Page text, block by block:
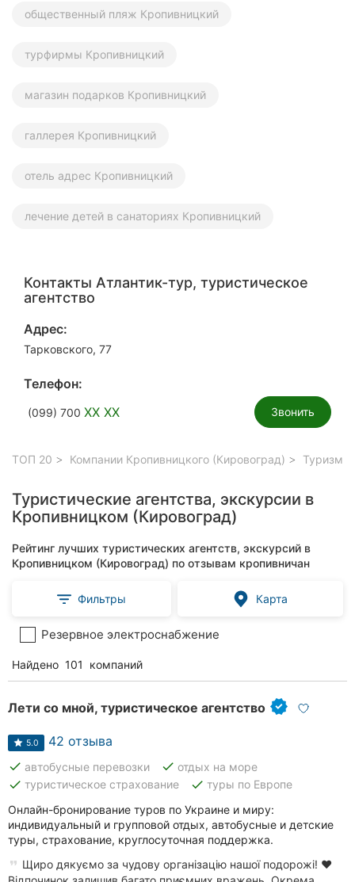
общественный пляж Кропивницкий
турфирмы Кропивницкий
магазин подарков Кропивницкий
галлерея Кропивницкий
отель адрес Кропивницкий
лечение детей в санаториях Кропивницкий
Контакты Атлантик-тур, туристическое
агентство
Адрес:
Тарковского, 77
Телефон:
(099) 700 XX XX Звонить
ТОП 20 Компании Кропивницкого (Кировоград) Туризм,
Туристические агентства, экскурсии в
Кропивницком (Кировоград)
Рейтинг лучших туристических агентств, экскурсий в
Кропивницком (Кировоград) по отзывам кропивничан
Фильтры Карта
Резервное электроснабжение
Найдено 101 компаний
Лети со мной, туристическое агентство
5.0 42 отзыва
done автобусные перевозки done отдых на море
done туристическое страхование done туры по Европе
Онлайн-бронирование туров по Украине и миру:
индивидуальный и групповой отдых, автобусные и детские
туры, страхование, круглосуточная поддержка.
Щиро дякуємо за чудову організацію нашої подорожі! ❤️